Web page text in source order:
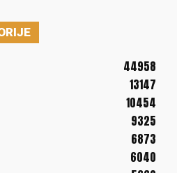
44958
13147
10454
9325
6873
6040